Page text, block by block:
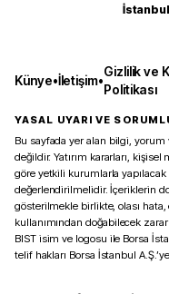
Künye•İletişim•
Gizlilik ve
Politikası
YASAL UYARI VE
Bu sayfada yer alan bilgi, yorum
değildir. Yatırım kararları,
göre yetkili kurumlarla yapılacak
değerlendirilmelidir. İçeriklerin
gösterilmekle birlikte, olası
kullanımından doğabilecek
BIST isim ve logosu ile Borsa
telif hakları Borsa İstanbul